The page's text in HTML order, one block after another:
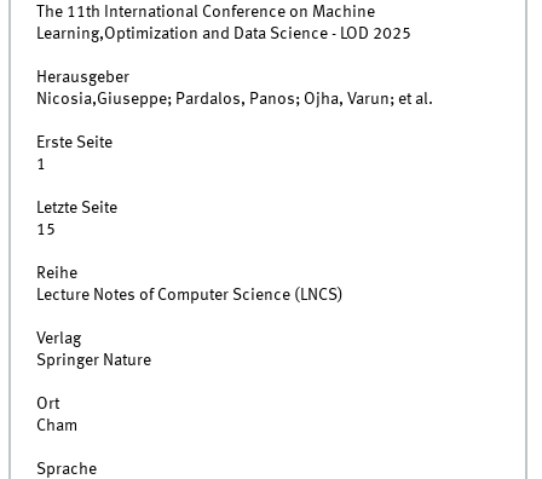
The 11th International Conference on Machine
Learning,Optimization and Data Science - LOD 2025
Herausgeber
Nicosia,Giuseppe; Pardalos, Panos; Ojha, Varun; et al.
Erste Seite
1
Letzte Seite
15
Reihe
Lecture Notes of Computer Science (LNCS)
Verlag
Springer Nature
Ort
Cham
Sprache